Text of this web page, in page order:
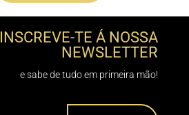
INSCREVE-TE Á NOSSA
NEWSLETTER
e sabe de tudo em primeira mão!